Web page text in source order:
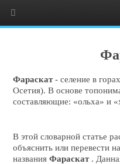
Фараскат- селение в
Осетия). В основе
составляющие: «ольха» и
В этой словарной статье
объяснить или перевести
названияФараскат .